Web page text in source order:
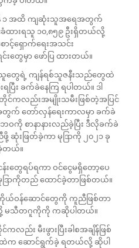
ဇွန် ၁ အထိ ကျဆုံးသူအရေအတွက်
င်ခံထားရသူ ၁၀,၈၅၉ ဦးရှိတယ်လို့
ာင့်ရှောက်ရေးအသင်း
တွေမှာ ဖော်ပြ ထားတယ်။
သူတွေရဲ့ ကျန်ရစ်သူဇနီးသည်တွေထဲ
း ခက်ခဲနေကြ ရပါတယ်။ ဒါ
ကလည်းအမျိုးသမီးဖြစ်တဲ့အပြင်
က် တော်လှန်ရေးကာလမှာ ခက်ခဲ
ကို စာနာနားလည်ခဲ့ပြီး ဒီလိုခက်ခဲ
းဖြတ်ခဲ့ကာ မုဒြာကို ၂၀၂၁ ခု
တယ်။
းတွေရပ်ရကာ ဝင်ငွေမရှိတော့ပေ
ာကိုတည် ထောင်ခဲ့တာဖြစ်တယ်။
ယ်ဝန်ဆောင်တွေကို ကူညီဖြစ်တာ
လို့ မသီတဂူကိုကို ကဆိုပါတယ်။
ည်း မီးဖွားပြီးခါစအချိန်ဖြစ်
ဆောင်ရွက်ခဲ့ ရတယ်လို့ ဆိုပါ